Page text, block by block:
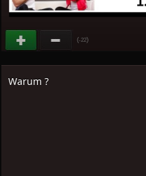
(-22)
Warum ?